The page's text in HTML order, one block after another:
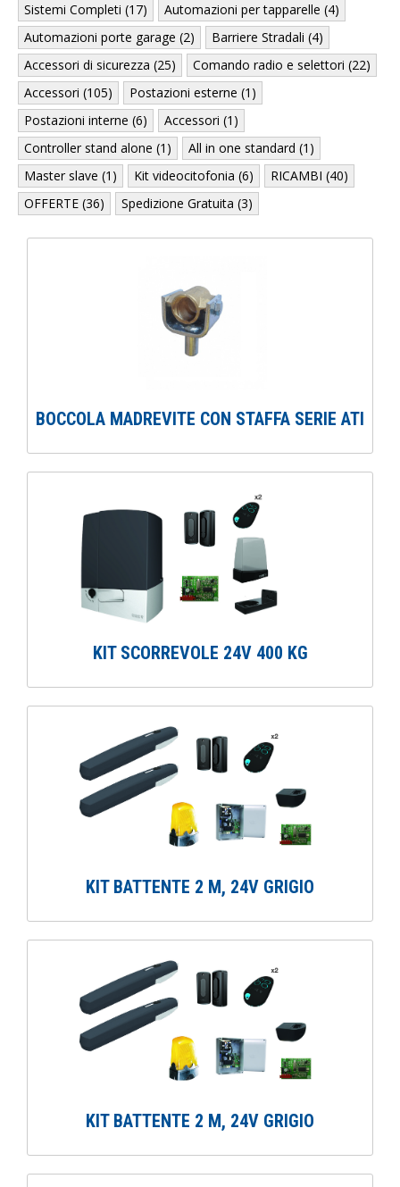
Sistemi Completi (17)
Automazioni per tapparelle (4)
Automazioni porte garage (2)
Barriere Stradali (4)
Accessori di sicurezza (25)
Comando radio e selettori (22)
Accessori (105)
Postazioni esterne (1)
Postazioni interne (6)
Accessori (1)
Controller stand alone (1)
All in one standard (1)
Master slave (1)
Kit videocitofonia (6)
RICAMBI (40)
OFFERTE (36)
Spedizione Gratuita (3)
BOCCOLA MADREVITE CON STAFFA SERIE ATI
KIT SCORREVOLE 24V 400 KG
KIT BATTENTE 2 M, 24V GRIGIO
KIT BATTENTE 2 M, 24V GRIGIO